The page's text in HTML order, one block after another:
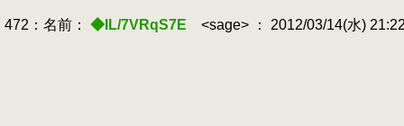
472：名前： ◆IL/7VRqS7E <sage> ： 2012/03/14(水)